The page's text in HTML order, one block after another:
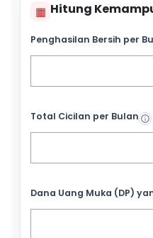
▦ Hitung
Penghasilan Bersih per
Total Cicilan per Bulan
Dana Uang Muka (DP)